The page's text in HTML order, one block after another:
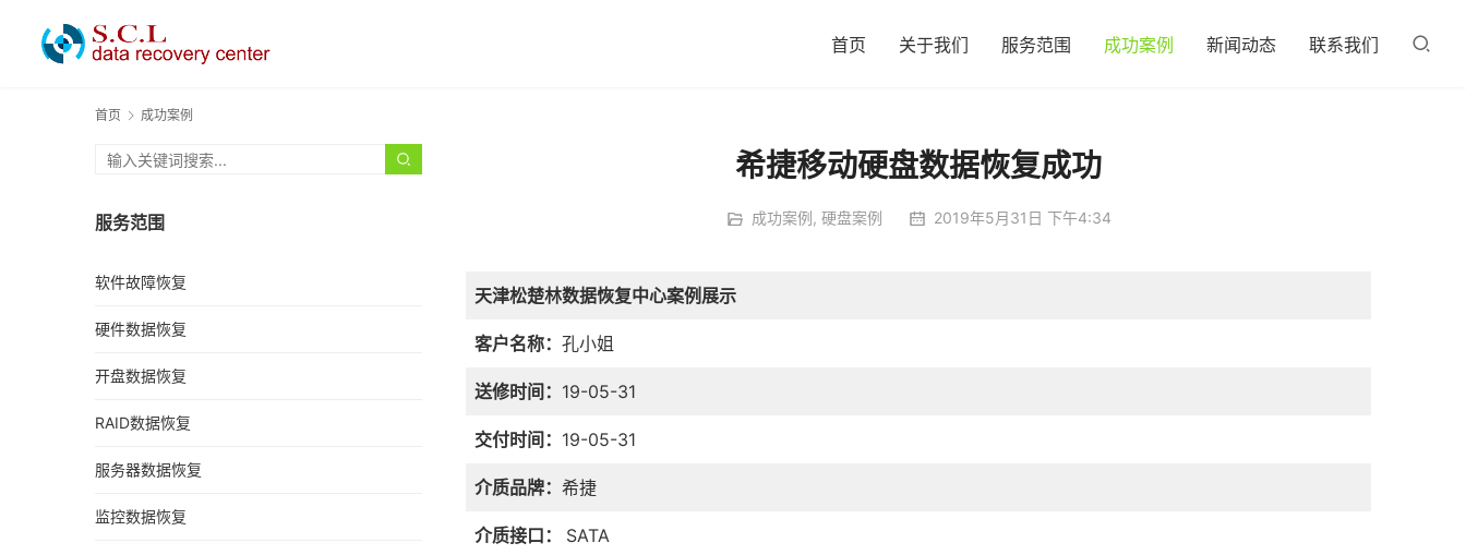
首页 关于我们 服务范围 成功案例 新闻动态 联系我们
首页 成功案例
希捷移动硬盘数据恢复成功
成功案例 , 硬盘案例 2019年5月31日 下午4:34
天津松楚林数据恢复中心案例展示
客户名称： 孔小姐
送修时间： 19-05-31
交付时间： 19-05-31
介质品牌： 希捷
介质接口： SATA
服务范围
软件故障恢复
硬件数据恢复
开盘数据恢复
RAID数据恢复
服务器数据恢复
监控数据恢复